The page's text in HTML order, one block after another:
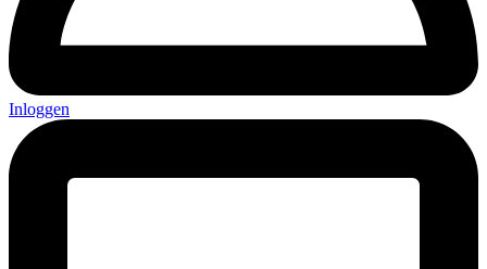
Inloggen